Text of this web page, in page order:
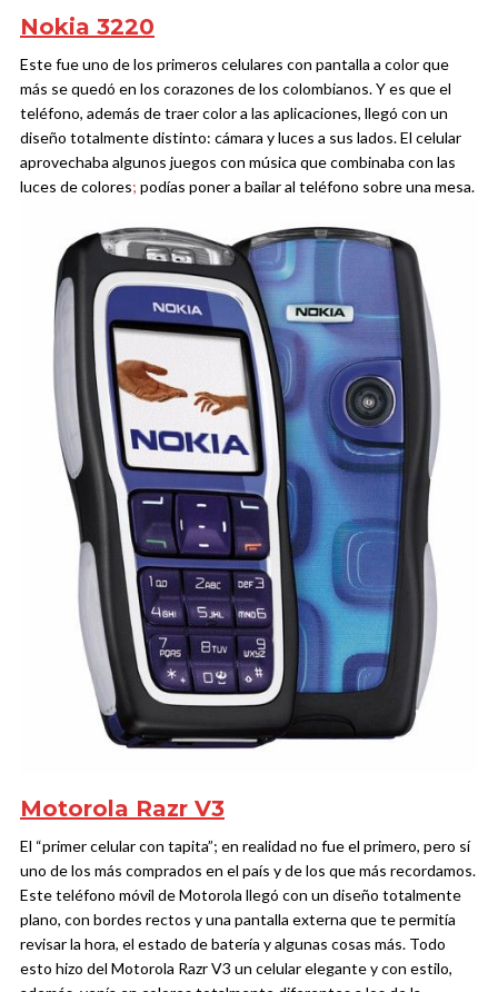
Nokia 3220
Este fue uno de los primeros celulares con pantalla a color que
más se quedó en los corazones de los colombianos. Y es que el
teléfono, además de traer color a las aplicaciones, llegó con un
diseño totalmente distinto: cámara y luces a sus lados. El celular
aprovechaba algunos juegos con música que combinaba con las
luces de colores; podías poner a bailar al teléfono sobre una mesa.
Motorola Razr V3
El “primer celular con tapita”; en realidad no fue el primero, pero sí
uno de los más comprados en el país y de los que más recordamos.
Este teléfono móvil de Motorola llegó con un diseño totalmente
plano, con bordes rectos y una pantalla externa que te permitía
revisar la hora, el estado de batería y algunas cosas más. Todo
esto hizo del Motorola Razr V3 un celular elegante y con estilo,